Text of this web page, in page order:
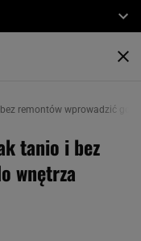
remontów wprowadzić go
tanio i bez
wnętrza